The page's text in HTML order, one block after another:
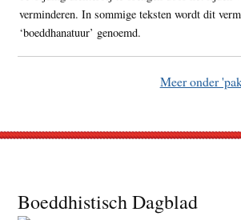
verminderen. In sommige teksten wordt dit
‘boeddhanatuur’ genoemd.
Meer onder
Footer
Boeddhistisch Dagblad